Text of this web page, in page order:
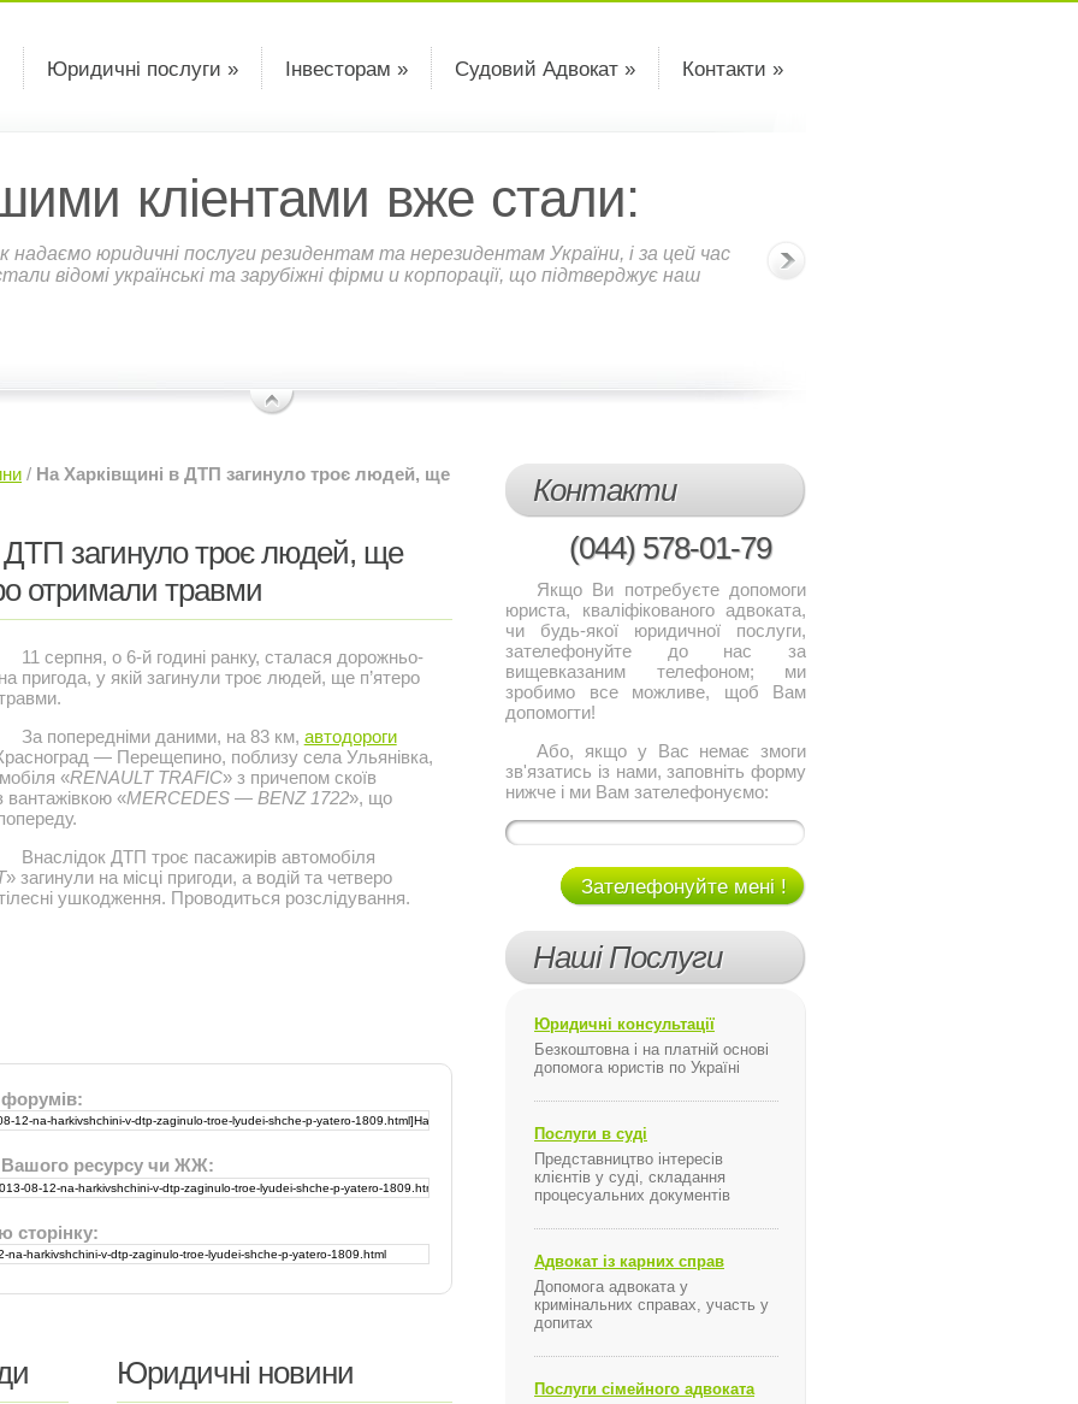
Юридичні послуги » Інвесторам » Судовий Адвокат » Контакти »
кліентами вже стали:
надаємо юридичні послуги резидентам та нерезидентам України, і за цей час
відомі українські та зарубіжні фірми и корпорації, що підтверджує наш
/ На Харківщині в ДТП загинуло троє людей, ще
ДТП загинуло троє людей, ще
отримали травми
11 серпня, о 6-й годині ранку, сталася дорожньо-
пригода, у якій загинули троє людей, ще п’ятеро
За попередніми даними, на 83 км, автодороги
— Перещепино, поблизу села Ульянівка,
«RENAULT TRAFIC» з причепом скоїв
вантажівкою «MERCEDES — BENZ 1722», що
Внаслідок ДТП троє пасажирів автомобіля
» загинули на місці пригоди, а водій та четверо
ушкодження. Проводиться розслідування.
ресурсу чи ЖЖ:
сторінку:
Юридичні новини
Контакти
(044) 578-01-79
Якщо Ви потребуєте допомоги
юриста, кваліфікованого адвоката,
чи будь-якої юридичної послуги,
зателефонуйте до нас за
вищевказаним телефоном; ми
зробимо все можливе, щоб Вам
допомогти!
Або, якщо у Вас немає змоги
зв'язатись із нами, заповніть форму
нижче і ми Вам зателефонуємо:
Зателефонуйте мені !
Наші Послуги
Юридичні консультації
Безкоштовна і на платній основі
допомога юристів по Україні
Послуги в суді
Представництво інтересів
клієнтів у суді, складання
процесуальних документів
Адвокат із карних справ
Допомога адвоката у
кримінальних справах, участь у
допитах
Послуги сімейного адвоката